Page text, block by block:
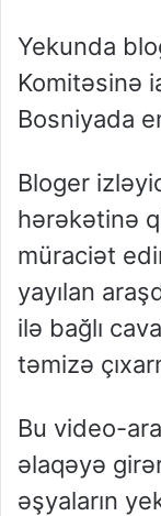
Yekunda
Komitəsinə
Bosniyada
Bloger
hərəkətinə
müraciət
yayılan
ilə bağlı
təmizə
Bu video-
əlaqəyə
əşyaların